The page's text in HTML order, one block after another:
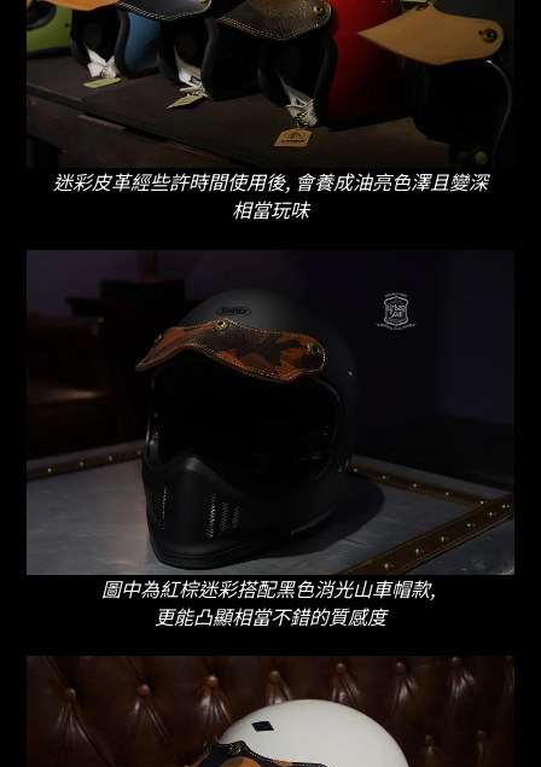
迷彩皮革經些許時間使用後, 會養成油亮色澤且變深
相當玩味
圖中為紅棕迷彩搭配黑色消光山車帽款,
更能凸顯相當不錯的質感度